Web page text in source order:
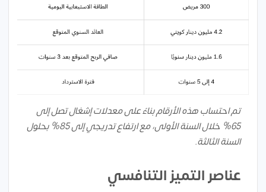
تم احتساب هذه الأرقام بناءً على معدلات إشغال تصل إلى
65% خلال السنة الأولى، مع ارتفاع تدريجي إلى 85% بحلول
السنة الثالثة.
عناصر التميز التنافسي